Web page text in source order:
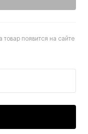
товар появится на сайте